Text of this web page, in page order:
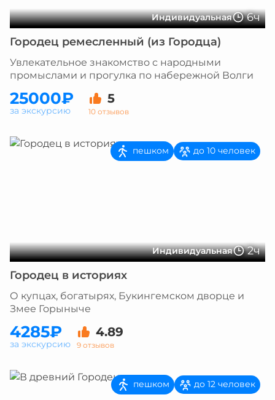
Индивидуальная 6ч
Городец ремесленный (из Городца)
Увлекательное знакомство с народными
промыслами и прогулка по набережной Волги
25000₽ 5
10 отзывов
за экскурсию
Индивидуальная 2ч
пешком до 10 человек
Городец в историях
О купцах, богатырях, Букингемском дворце и
Змее Горыныче
4285₽ 4.89
9 отзывов
за экскурсию
пешком до 12 человек